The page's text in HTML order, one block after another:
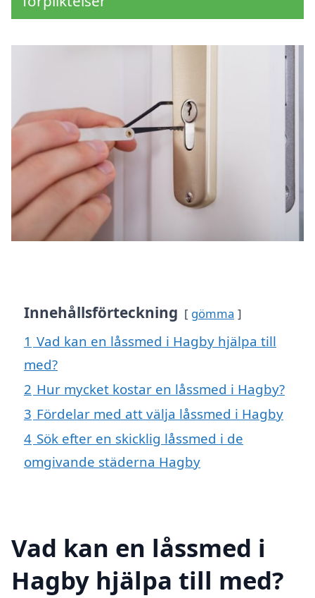
Innehållsförteckning gömma
1 Vad kan en låssmed i Hagby hjälpa till
med?
2 Hur mycket kostar en låssmed i Hagby?
3 Fördelar med att välja låssmed i Hagby
4 Sök efter en skicklig låssmed i de
omgivande städerna Hagby
Vad kan en låssmed i
Hagby hjälpa till med?